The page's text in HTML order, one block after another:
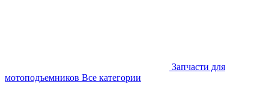
Запчасти для
мотоподъемников Все категории